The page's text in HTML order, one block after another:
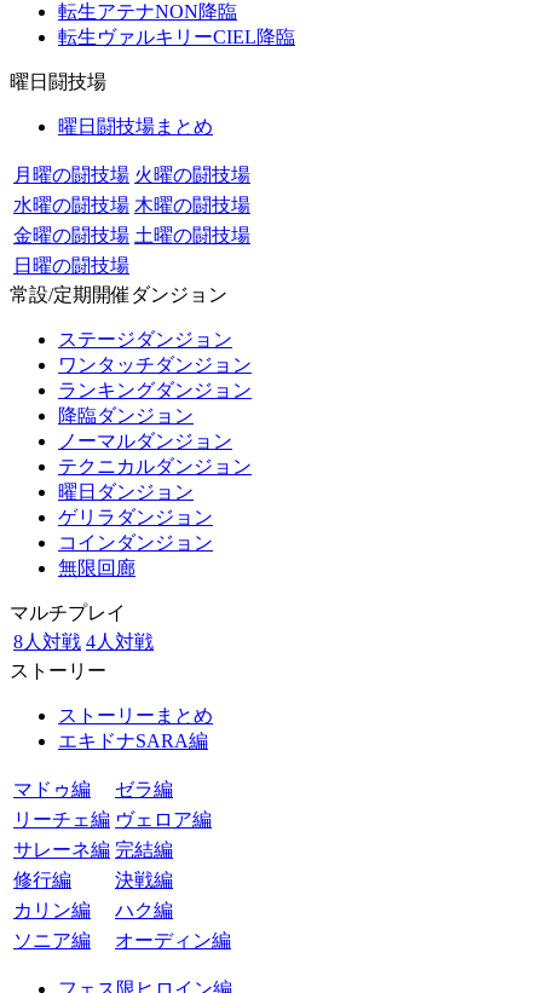
転生アテナNON降臨
転生ヴァルキリーCIEL降臨
曜日闘技場
曜日闘技場まとめ
月曜の闘技場 火曜の闘技場
水曜の闘技場 木曜の闘技場
金曜の闘技場 土曜の闘技場
日曜の闘技場
常設/定期開催ダンジョン
ステージダンジョン
ワンタッチダンジョン
ランキングダンジョン
降臨ダンジョン
ノーマルダンジョン
テクニカルダンジョン
曜日ダンジョン
ゲリラダンジョン
コインダンジョン
無限回廊
マルチプレイ
8人対戦 4人対戦
ストーリー
ストーリーまとめ
エキドナSARA編
マドゥ編
ゼラ編
リーチェ編 ヴェロア編
サレーネ編 完結編
修行編
決戦編
カリン編
ハク編
ソニア編
オーディン編
フェス限ヒロイン編